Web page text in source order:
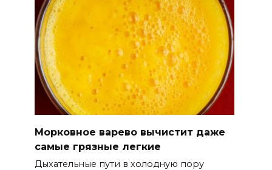
Морковное варево вычистит даже
самые грязные легкие
Дыхательные пути в холодную пору